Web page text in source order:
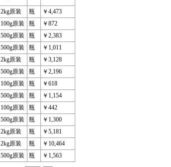
2kg原装 瓶
￥4,473
100g原装 瓶
￥872
500g原装 瓶
￥2,383
500g原装 瓶
￥1,011
2kg原装 瓶
￥3,128
500g原装 瓶
￥2,196
100g原装 瓶
￥618
500g原装 瓶
￥1,154
100g原装 瓶
￥442
500g原装 瓶
￥1,300
2kg原装 瓶
￥5,181
2kg原装 瓶
￥10,464
500g原装 瓶 ￥1,563